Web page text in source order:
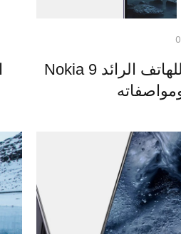
تسريب فيديو وصور واقعية للهاتف الرائد Nokia 9